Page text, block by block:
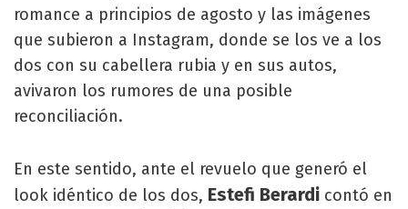
romance a principios de agosto y las imágenes
que subieron a Instagram, donde se los ve a los
dos con su cabellera rubia y en sus autos,
avivaron los rumores de una posible
reconciliación.
En este sentido, ante el revuelo que generó el
look idéntico de los dos, Estefi Berardi contó en